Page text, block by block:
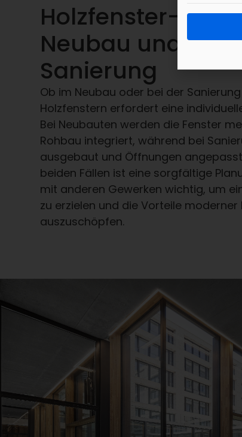
Holzfenster-
Neubau und bei
Sanierung
Ob im Neubau oder bei der
Holzfenstern erfordert eine
Bei Neubauten werden die Fenster
Rohbau integriert, während bei
ausgebaut und Öffnungen
beiden Fällen ist eine sorgfältige
mit anderen Gewerken wichtig, um
zu erzielen und die Vorteile moderner
auszuschöpfen.